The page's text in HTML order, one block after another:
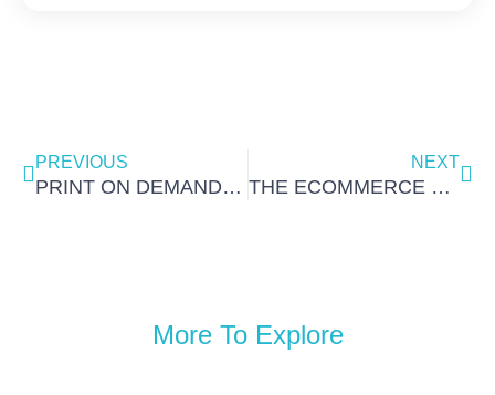
PREVIOUS
PRINT ON DEMAND VS. DROPSHIPPING: WHAT YOU NEED TO KNOW
NEXT
THE ECOMMERCE MARKETER’S COMPLETE CALENDAR AND CHECKLIST FOR HOLIDAY PREPAREDNESS
More To Explore